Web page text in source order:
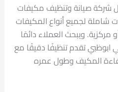
شركة صيانة وتنظيف مكيفات
لجميع أنواع المكيفات
ويبحث العملاء دائمًا
تقدم تنظيفًا دقيقًا مع
المكيف وطول عمره